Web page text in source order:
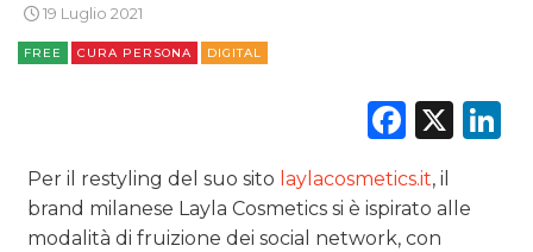
19 Luglio 2021
FREE CURA PERSONA DIGITAL
X
Per il restyling del suo sito laylacosmetics.it, il
brand milanese Layla Cosmetics si è ispirato alle
modalità di fruizione dei social network, con